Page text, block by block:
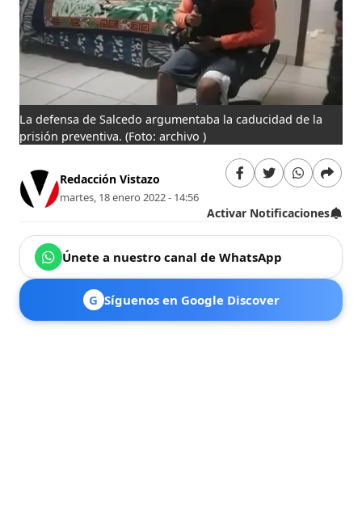
La defensa de Salcedo argumentaba la caducidad de la
prisión preventiva.(Foto: archivo )
Redacción Vistazo
martes, 18 enero 2022 - 14:56
Activar Notificaciones
Únete a nuestro canal de WhatsApp
G Síguenos en Google Discover